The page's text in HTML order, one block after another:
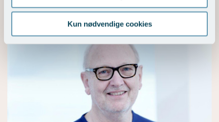
Kun nødvendige cookies
Vores eksperter